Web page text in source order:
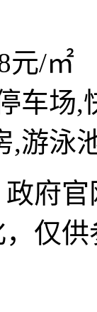
元/㎡
车场,
,游泳
府
仅